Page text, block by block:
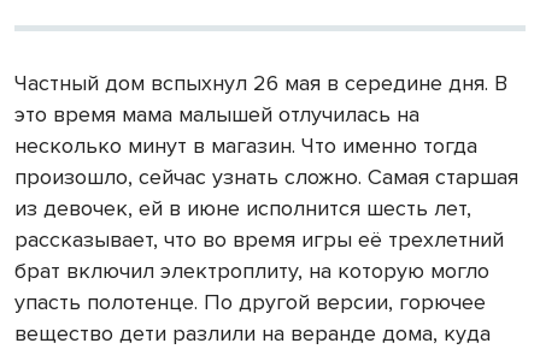
Частный дом вспыхнул 26 мая в середине дня. В
это время мама малышей отлучилась на
несколько минут в магазин. Что именно тогда
произошло, сейчас узнать сложно. Самая старшая
из девочек, ей в июне исполнится шесть лет,
рассказывает, что во время игры её трехлетний
брат включил электроплиту, на которую могло
упасть полотенце. По другой версии, горючее
вещество дети разлили на веранде дома, куда